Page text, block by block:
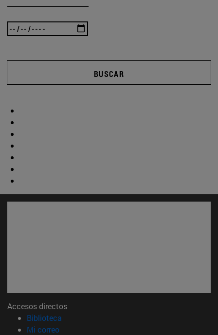
BUSCAR
Accesos directos
Biblioteca
Mi correo(abre en nueva ventana)